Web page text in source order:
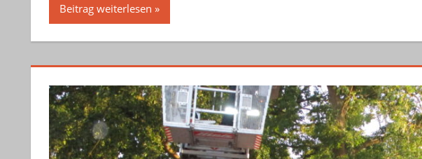
Beitrag weiterlesen